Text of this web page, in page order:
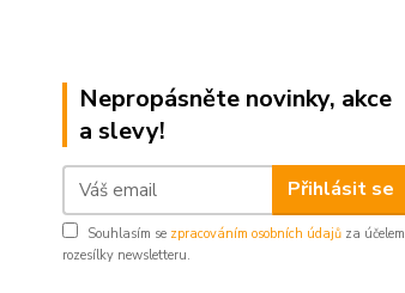
Nepropásněte novinky, akce
a slevy!
Přihlásit se
Souhlasím se zpracováním osobních údajů za účelem
rozesílky newsletteru.